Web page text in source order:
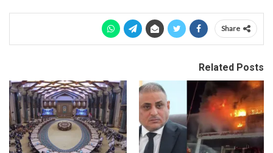
Share
Related Posts